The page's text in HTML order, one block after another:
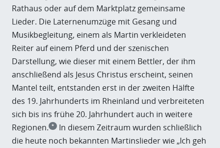
Rathaus oder auf dem Marktplatz gemeinsame
Lieder. Die Laternenumzüge mit Gesang und
Musikbegleitung, einem als Martin verkleideten
Reiter auf einem Pferd und der szenischen
Darstellung, wie dieser mit einem Bettler, der ihm
anschließend als Jesus Christus erscheint, seinen
Mantel teilt, entstanden erst in der zweiten Hälfte
des 19. Jahrhunderts im Rheinland und verbreiteten
sich bis ins frühe 20. Jahrhundert auch in weitere
Regionen. * In diesem Zeitraum wurden schließlich
die heute noch bekannten Martinslieder wie „Ich geh